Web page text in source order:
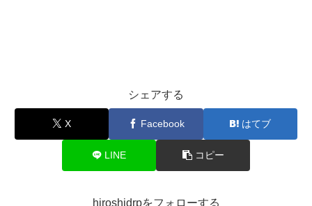
シェアする
X Facebook はてブ
LINE コピー
hiroshidrpをフォローする